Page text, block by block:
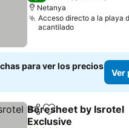
Netanya
Acceso directo a la playa
acantilado
para ver los precios
Ver
CompartirAñadir a favoritos
Beresheet by Isrotel
Exclusive